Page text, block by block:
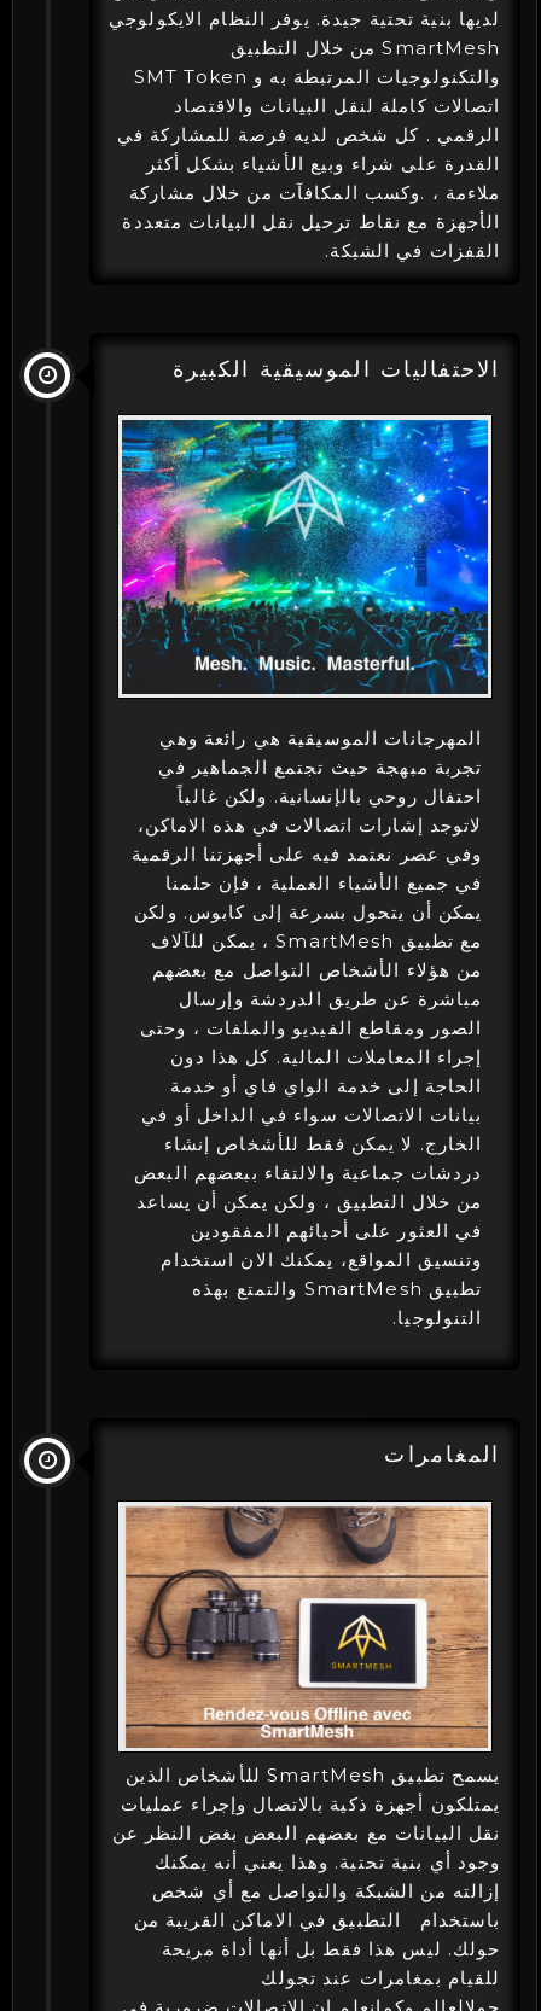
لديها بنية تحتية جيدة. يوفر النظام الايكولوجي
SmartMesh من خلال التطبيق
والتكنولوجيات المرتبطة به و SMT Token
اتصالات كاملة لنقل البيانات والاقتصاد
الرقمي . كل شخص لديه فرصة للمشاركة في
القدرة على شراء وبيع الأشياء بشكل أكثر
ملاءمة ، .وكسب المكافآت من خلال مشاركة
الأجهزة مع نقاط ترحيل نقل البيانات متعددة
القفزات في الشبكة.
الاحتفاليات الموسيقية الكبيرة
المهرجانات الموسيقية هي رائعة وهي
تجربة مبهجة حيث تجتمع الجماهير في
احتفال روحي بالإنسانية. ولكن غالباً
لاتوجد إشارات اتصالات في هذه الاماكن،
وفي عصر نعتمد فيه على أجهزتنا الرقمية
في جميع الأشياء العملية ، فإن حلمنا
يمكن أن يتحول بسرعة إلى كابوس. ولكن
مع تطبيق SmartMesh ، يمكن للآلاف
من هؤلاء الأشخاص التواصل مع بعضهم
مباشرة عن طريق الدردشة وإرسال
الصور ومقاطع الفيديو والملفات ، وحتى
إجراء المعاملات المالية. كل هذا دون
الحاجة إلى خدمة الواي فاي أو خدمة
بيانات الاتصالات سواء في الداخل أو في
الخارج. لا يمكن فقط للأشخاص إنشاء
دردشات جماعية والالتقاء ببعضهم البعض
من خلال التطبيق ، ولكن يمكن أن يساعد
في العثور على أحبائهم المفقودين
وتنسيق المواقع، يمكنك الان استخدام
تطبيق SmartMesh والتمتع بهذه
التنولوجيا.
المغامرات
يسمح تطبيق SmartMesh للأشخاص الذين
يمتلكون أجهزة ذكية بالاتصال وإجراء عمليات
نقل البيانات مع بعضهم البعض بغض النظر عن
وجود أي بنية تحتية. وهذا يعني أنه يمكنك
إزالته من الشبكة والتواصل مع أي شخص
باستخدام التطبيق في الاماكن القريبة من
حولك. ليس هذا فقط بل أنها أداة مريحة
للقيام بمغامرات عند تجولك